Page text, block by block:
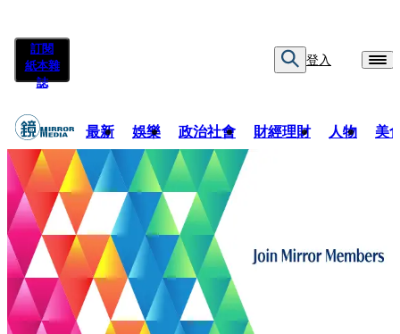
訂閱
紙本雜
誌
登入
最新 娛樂 政治社會 財經理財 人物 美